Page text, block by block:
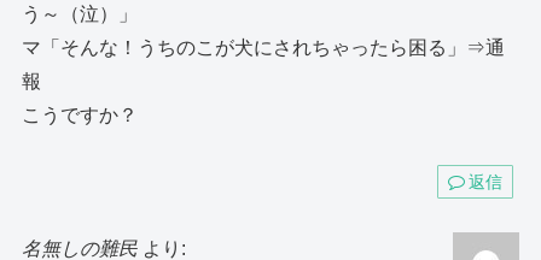
う～（泣）」
マ「そんな！うちのこが犬にされちゃったら困る」⇒通
報
こうですか？
返信
名無しの難民 より: